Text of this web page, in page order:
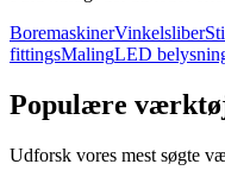
BoremaskinerVinkelsliber
fittingsMalingLED
Populære
Udforsk vores mest søgte